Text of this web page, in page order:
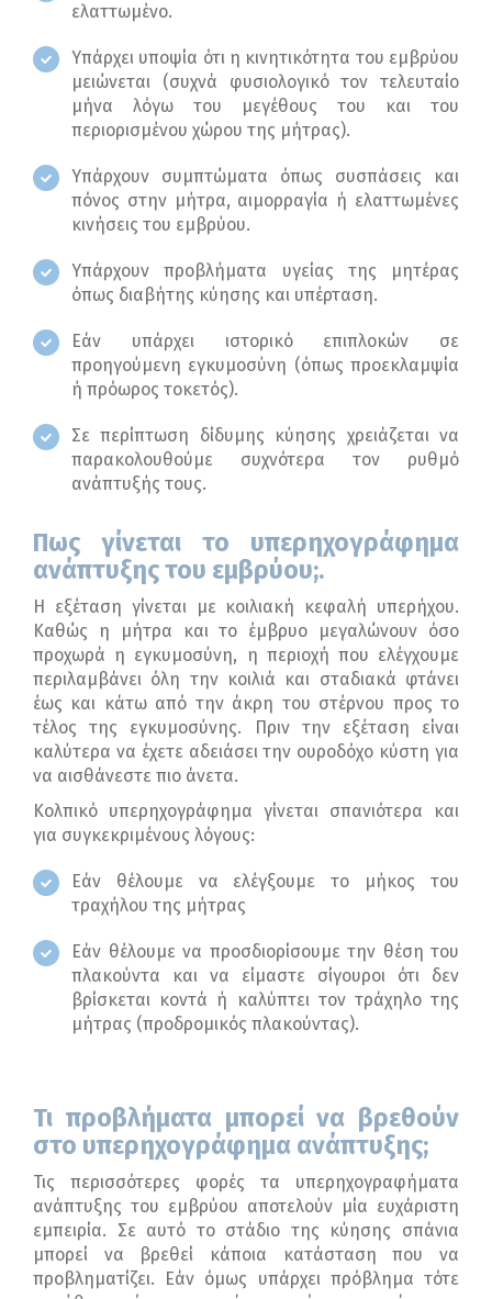
ελαττωμένο.
Υπάρχει υποψία ότι η κινητικότητα του εμβρύου
μειώνεται (συχνά φυσιολογικό τον τελευταίο
μήνα λόγω του μεγέθους του και του
περιορισμένου χώρου της μήτρας).
Υπάρχουν συμπτώματα όπως συσπάσεις και
πόνος στην μήτρα, αιμορραγία ή ελαττωμένες
κινήσεις του εμβρύου.
Υπάρχουν προβλήματα υγείας της μητέρας
όπως διαβήτης κύησης και υπέρταση.
Εάν υπάρχει ιστορικό επιπλοκών σε
προηγούμενη εγκυμοσύνη (όπως προεκλαμψία
ή πρόωρος τοκετός).
Σε περίπτωση δίδυμης κύησης χρειάζεται να
παρακολουθούμε συχνότερα τον ρυθμό
ανάπτυξής τους.
Πως γίνεται το υπερηχογράφημα
ανάπτυξης του εμβρύου;.
Η εξέταση γίνεται με κοιλιακή κεφαλή υπερήχου.
Καθώς η μήτρα και το έμβρυο μεγαλώνουν όσο
προχωρά η εγκυμοσύνη, η περιοχή που ελέγχουμε
περιλαμβάνει όλη την κοιλιά και σταδιακά φτάνει
έως και κάτω από την άκρη του στέρνου προς το
τέλος της εγκυμοσύνης. Πριν την εξέταση είναι
καλύτερα να έχετε αδειάσει την ουροδόχο κύστη για
να αισθάνεστε πιο άνετα.
Κολπικό υπερηχογράφημα γίνεται σπανιότερα και
για συγκεκριμένους λόγους:
Εάν θέλουμε να ελέγξουμε το μήκος του
τραχήλου της μήτρας
Εάν θέλουμε να προσδιορίσουμε την θέση του
πλακούντα και να είμαστε σίγουροι ότι δεν
βρίσκεται κοντά ή καλύπτει τον τράχηλο της
μήτρας (προδρομικός πλακούντας).
Τι προβλήματα μπορεί να βρεθούν
στο υπερηχογράφημα ανάπτυξης;
Τις περισσότερες φορές τα υπερηχογραφήματα
ανάπτυξης του εμβρύου αποτελούν μία ευχάριστη
εμπειρία. Σε αυτό το στάδιο της κύησης σπάνια
μπορεί να βρεθεί κάποια κατάσταση που να
προβληματίζει. Εάν όμως υπάρχει πρόβλημα τότε